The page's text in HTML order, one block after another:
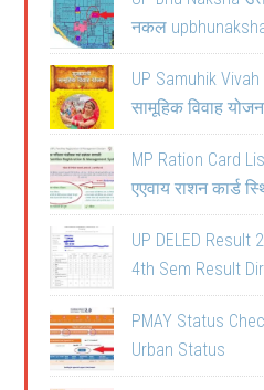
नकल
UP Samuhik
सामूहिक विवाह
MP Ration Card
एएवाय राशन कार्ड
UP DELED Result
4th Sem Result
PMAY Status
Urban Status